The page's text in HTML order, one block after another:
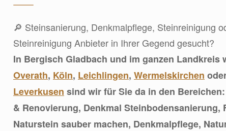
🔎 Steinsanierung, Denkmalpflege, Steinreinigung
Steinreinigung Anbieter in Ihrer Gegend gesucht?
In Bergisch Gladbach und im ganzen Landkreis
Overath, Köln, Leichlingen, Wermelskirchen
Leverkusen sind wir für Sie da in den
& Renovierung, Denkmal Steinbodensanierung,
Naturstein sauber machen, Denkmalpflege,